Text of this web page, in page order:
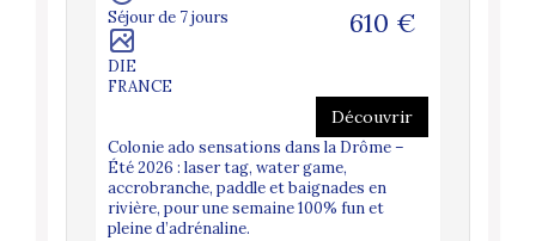
Séjour de 7 jours
DIE
FRANCE
610 €
Découvrir
Colonie ado sensations dans la Drôme –
Été 2026 : laser tag, water game,
accrobranche, paddle et baignades en
rivière, pour une semaine 100% fun et
pleine d’adrénaline.